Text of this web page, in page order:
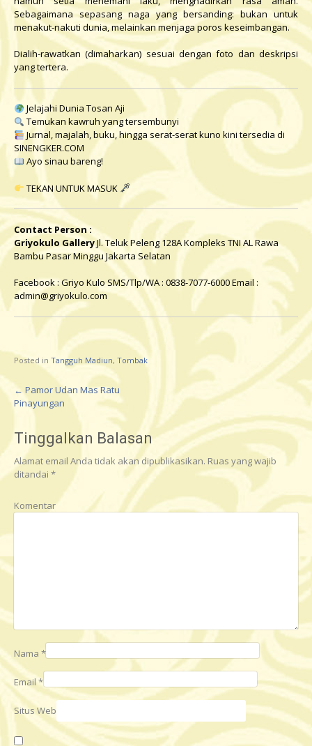
Sebagaimana sepasang naga yang bersanding: bukan untuk
menakut-nakuti dunia, melainkan menjaga poros keseimbangan.
Dialih-rawatkan (dimaharkan) sesuai dengan foto dan deskripsi
yang tertera.
Jelajahi Dunia Tosan Aji
Temukan kawruh yang tersembunyi
Jurnal, majalah, buku, hingga serat-serat kuno kini tersedia di
SINENGKER.COM
Ayo sinau bareng!
TEKAN UNTUK MASUK
Contact Person :
Griyokulo GalleryJl. Teluk Peleng 128A Kompleks TNI AL Rawa
Bambu Pasar Minggu Jakarta Selatan
Facebook : Griyo KuloSMS/Tlp/WA : 0838-7077-6000 Email :
admin@griyokulo.com
Posted in Tangguh Madiun, Tombak
P
o
s
t
a
t
i
o
n
← Pamor Udan Mas Ratu
Pinayungan
Tinggalkan Balasan
Alamat email Anda tidak akan dipublikasikan. Ruas yang wajib
ditandai *
Komentar
Nama *
Email*
Situs Web